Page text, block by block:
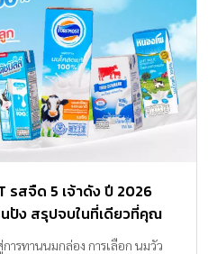
จะทำได้ยากขึ้นมาก เมื่อพูดถึง
หลัก (Matrix) ของกระดูก แต่
ด เหตุผลที่แพทย์เน้นย้ำถึง
นมโคแท้ 100% ก็เพราะเป็นแหล่ง
สูง ร่างกายเด็ก
ล์กระดูก (Osteoblast) ได้อย่างมี
กกลไกทางสรีรวิทยากันค่ะว่า
เซียมสูงเป็นพิเศษ และทำไม
างไร ไขข้อสงสัย: […]
รสจืด 5 เจ้าดัง ปี 2026
ปัง สรุปจบในที่เดียวที่คุณ
ารทานนมกล่อง การเลือก นมวัว